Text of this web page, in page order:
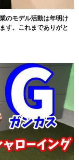
のモデル活動は年明け
す。これまでありがと